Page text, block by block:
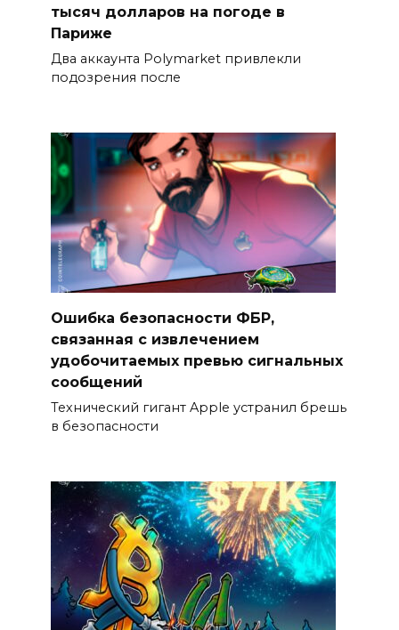
тысяч долларов на погоде в
Париже
Два аккаунта Polymarket привлекли
подозрения после
Ошибка безопасности ФБР,
связанная с извлечением
удобочитаемых превью сигнальных
сообщений
Технический гигант Apple устранил брешь
в безопасности